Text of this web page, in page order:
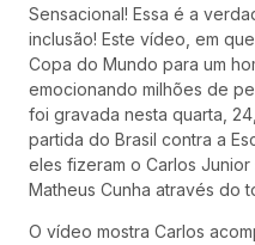
Sensacional! Essa é a
inclusão! Este vídeo, em
Copa do Mundo para um
emocionando milhões de
foi gravada nesta quarta,
partida do Brasil contra a
eles fizeram o Carlos
Matheus Cunha através do
O vídeo mostra Carlos